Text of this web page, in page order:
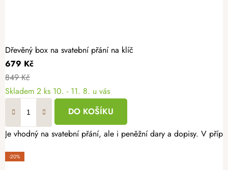
Dřevěný box na svatební přání na klíč
679 Kč
849 Kč
Skladem 2 ks 10. - 11. 8. u vás
DO KOŠÍKU
Je vhodný na svatební přání, ale i peněžní dary a dopisy. V
-20%